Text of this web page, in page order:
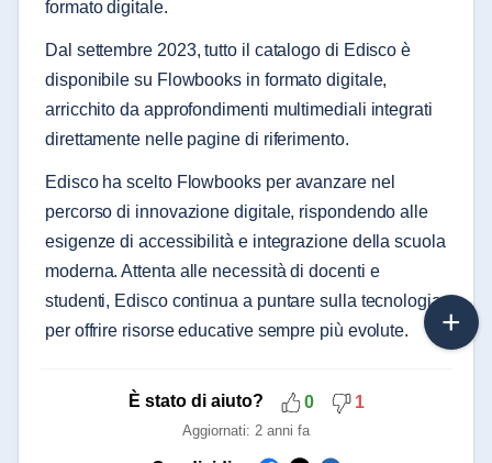
formato digitale.
Dal settembre 2023, tutto il catalogo di Edisco è
disponibile su Flowbooks in formato digitale,
arricchito da approfondimenti multimediali integrati
direttamente nelle pagine di riferimento.
Edisco ha scelto Flowbooks per avanzare nel
percorso di innovazione digitale, rispondendo alle
esigenze di accessibilità e integrazione della scuola
moderna. Attenta alle necessità di docenti e
studenti, Edisco continua a puntare sulla tecnologia
per offrire risorse educative sempre più evolute.
È stato di aiuto? 0 1
Aggiornati: 2 anni fa